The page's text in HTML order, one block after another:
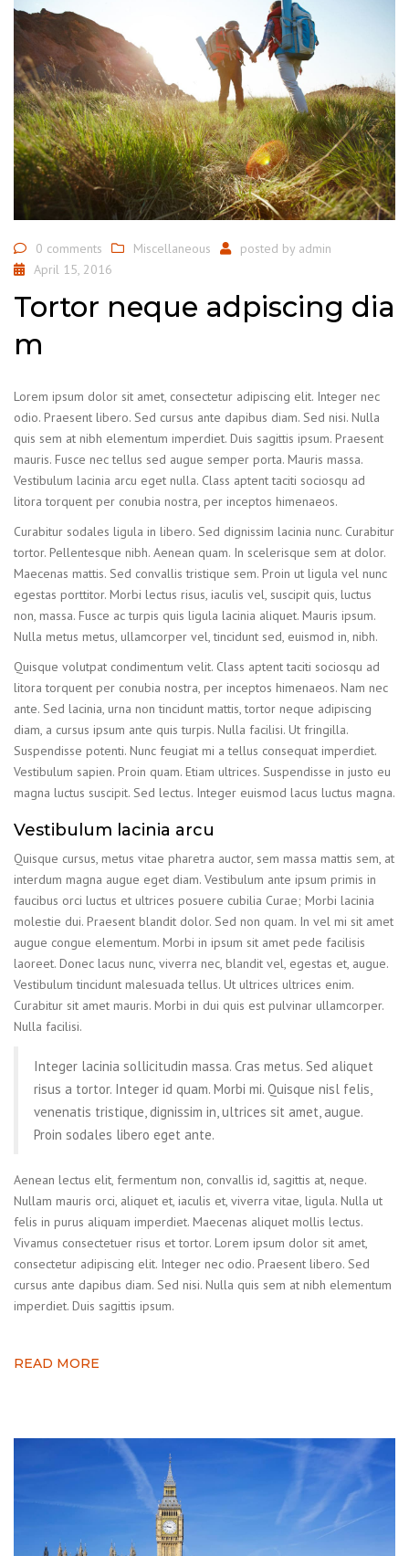
0 comments Miscellaneous posted by admin
April 15, 2016
Tortor neque adpiscing dia
m
Lorem ipsum dolor sit amet, consectetur adipiscing elit. Integer nec
odio. Praesent libero. Sed cursus ante dapibus diam. Sed nisi. Nulla
quis sem at nibh elementum imperdiet. Duis sagittis ipsum. Praesent
mauris. Fusce nec tellus sed augue semper porta. Mauris massa.
Vestibulum lacinia arcu eget nulla. Class aptent taciti sociosqu ad
litora torquent per conubia nostra, per inceptos himenaeos.
Curabitur sodales ligula in libero. Sed dignissim lacinia nunc. Curabitur
tortor. Pellentesque nibh. Aenean quam. In scelerisque sem at dolor.
Maecenas mattis. Sed convallis tristique sem. Proin ut ligula vel nunc
egestas porttitor. Morbi lectus risus, iaculis vel, suscipit quis, luctus
non, massa. Fusce ac turpis quis ligula lacinia aliquet. Mauris ipsum.
Nulla metus metus, ullamcorper vel, tincidunt sed, euismod in, nibh.
Quisque volutpat condimentum velit. Class aptent taciti sociosqu ad
litora torquent per conubia nostra, per inceptos himenaeos. Nam nec
ante. Sed lacinia, urna non tincidunt mattis, tortor neque adipiscing
diam, a cursus ipsum ante quis turpis. Nulla facilisi. Ut fringilla.
Suspendisse potenti. Nunc feugiat mi a tellus consequat imperdiet.
Vestibulum sapien. Proin quam. Etiam ultrices. Suspendisse in justo eu
magna luctus suscipit. Sed lectus. Integer euismod lacus luctus magna.
Vestibulum lacinia arcu
Quisque cursus, metus vitae pharetra auctor, sem massa mattis sem, at
interdum magna augue eget diam. Vestibulum ante ipsum primis in
faucibus orci luctus et ultrices posuere cubilia Curae; Morbi lacinia
molestie dui. Praesent blandit dolor. Sed non quam. In vel mi sit amet
augue congue elementum. Morbi in ipsum sit amet pede facilisis
laoreet. Donec lacus nunc, viverra nec, blandit vel, egestas et, augue.
Vestibulum tincidunt malesuada tellus. Ut ultrices ultrices enim.
Curabitur sit amet mauris. Morbi in dui quis est pulvinar ullamcorper.
Nulla facilisi.
Integer lacinia sollicitudin massa. Cras metus. Sed aliquet
risus a tortor. Integer id quam. Morbi mi. Quisque nisl felis,
venenatis tristique, dignissim in, ultrices sit amet, augue.
Proin sodales libero eget ante.
Aenean lectus elit, fermentum non, convallis id, sagittis at, neque.
Nullam mauris orci, aliquet et, iaculis et, viverra vitae, ligula. Nulla ut
felis in purus aliquam imperdiet. Maecenas aliquet mollis lectus.
Vivamus consectetuer risus et tortor. Lorem ipsum dolor sit amet,
consectetur adipiscing elit. Integer nec odio. Praesent libero. Sed
cursus ante dapibus diam. Sed nisi. Nulla quis sem at nibh elementum
imperdiet. Duis sagittis ipsum.
READ MORE